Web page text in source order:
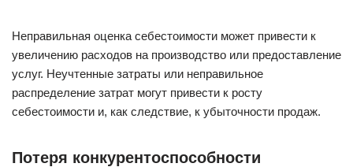
Неправильная оценка себестоимости может привести к
увеличению расходов на производство или предоставление
услуг. Неучтенные затраты или неправильное
распределение затрат могут привести к росту
себестоимости и, как следствие, к убыточности продаж.
Потеря конкурентоспособности